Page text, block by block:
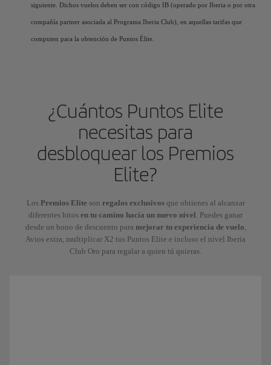
siguiente. Dichos vuelos deben ser con código IB (operado por Iberia o por otra
compañía partner asociada al Programa Iberia Club), en aquellas tarifas que
computen para la obtención de Puntos Élite.
¿Cuántos Puntos Elite
necesitas para
desbloquear los Premios
Elite?
Los Premios Elite son regalos exclusivos que obtienes al alcanzar
diferentes hitos en tu camino hacía un nuevo nivel . Puedes ganar
desde un bono de descuento para mejorar tu experiencia de vuelo
Avios extra, multiplicar X2 tus Puntos Elite e incluso el nivel Iberia
Club Oro para regalar a quien tú quieras.